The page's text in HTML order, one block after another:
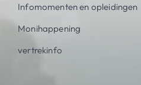
Infomomenten en opleidingen
Monihappening
vertrekinfo